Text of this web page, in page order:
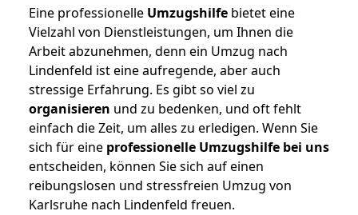
Eine professionelle Umzugshilfe bietet eine
Vielzahl von Dienstleistungen, um Ihnen die
Arbeit abzunehmen, denn ein Umzug nach
Lindenfeld ist eine aufregende, aber auch
stressige Erfahrung. Es gibt so viel zu
organisieren und zu bedenken, und oft fehlt
einfach die Zeit, um alles zu erledigen. Wenn Sie
sich für eine professionelle Umzugshilfe bei uns
entscheiden, können Sie sich auf einen
reibungslosen und stressfreien Umzug von
Karlsruhe nach Lindenfeld freuen.